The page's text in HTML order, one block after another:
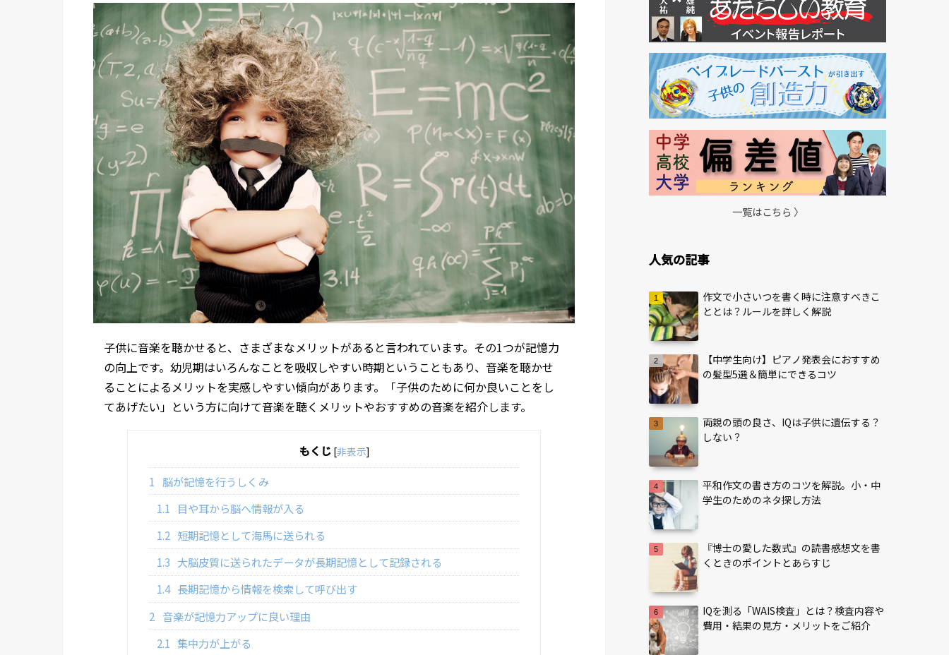
子供に音楽を聴かせると、さまざまなメリットがあると言われています。その1つが記憶力
の向上です。幼児期はいろんなことを吸収しやすい時期ということもあり、音楽を聴かせ
ることによるメリットを実感しやすい傾向があります。「子供のために何か良いことをし
てあげたい」という方に向けて音楽を聴くメリットやおすすめの音楽を紹介します。
もくじ [非表示]
1 脳が記憶を行うしくみ
1.1 目や耳から脳へ情報が入る
1.2 短期記憶として海馬に送られる
1.3 大脳皮質に送られたデータが長期記憶として記録される
1.4 長期記憶から情報を検索して呼び出す
2 音楽が記憶力アップに良い理由
2.1 集中力が上がる
一覧はこちら 〉
人気の記事
作文で小さいつを書く時に注意すべきこ
ととは？ルールを詳しく解説
【中学生向け】ピアノ発表会におすすめ
の髪型5選＆簡単にできるコツ
両親の頭の良さ、IQは子供に遺伝する？
しない？
平和作文の書き方のコツを解説。小・中
学生のためのネタ探し方法
『博士の愛した数式』の読書感想文を書
くときのポイントとあらすじ
IQを測る「WAIS検査」とは？検査内容や
費用・結果の見方・メリットをご紹介